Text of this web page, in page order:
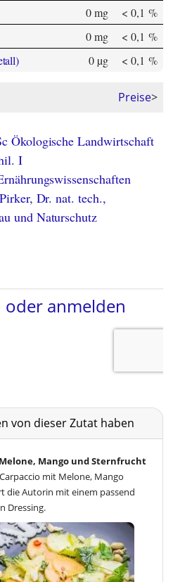
0 mg
< 0,1 %
0 mg
< 0,1 %
0 µg < 0,1 %
Preise>
Ökologische Landwirtschaft
I
Dr. nat. tech.,
und Naturschutz
von dieser Zutat haben
Mango und Sternfrucht
mit Melone, Mango
die Autorin mit einem passend
Dressing.